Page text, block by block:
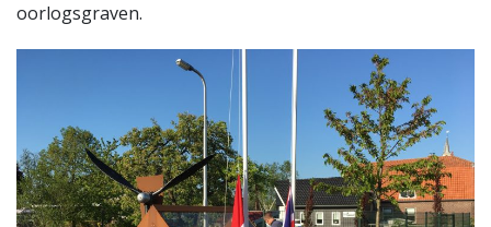
oorlogsgraven.